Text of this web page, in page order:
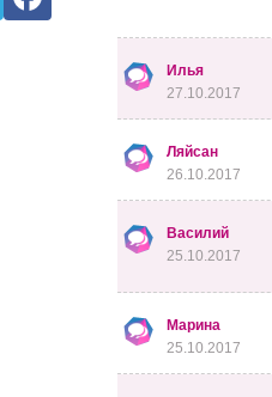
Илья
27.10.2017
Ляйсан
26.10.2017
Василий
25.10.2017
Марина
25.10.2017